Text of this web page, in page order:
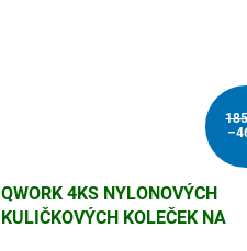
QWORK 4KS NYLONOVÝCH
KULIČKOVÝCH KOLEČEK NA